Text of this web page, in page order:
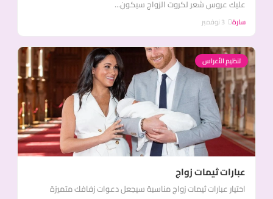
عليك عروس شعر لكروت الزواج سيكون...
سارة
تنظيم الأعراس
عبارات ثيمات زواج
اختيار عبارات ثيمات زواج مناسبة سيجعل دعوات زفافك متميزة